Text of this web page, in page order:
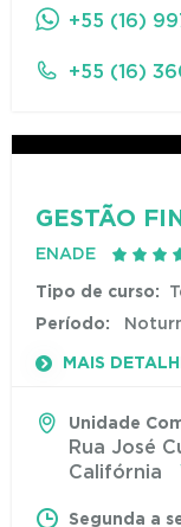
+55 (16)
+55 (16)
GESTÃO
ENADE
Tipo de curso:
Período:
MAIS
Unidade
Rua José
Califórnia
Segunda a